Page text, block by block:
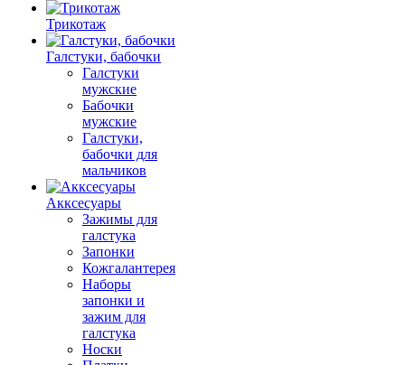
Трикотаж
Галстуки, бабочки
Галстуки
мужские
Бабочки
мужские
Галстуки,
бабочки для
мальчиков
Акксесуары
Зажимы для
галстука
Запонки
Кожгалантерея
Наборы
запонки и
зажим для
галстука
Носки